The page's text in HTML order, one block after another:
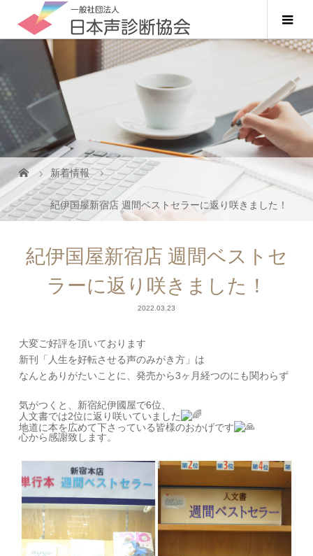
新着情報
紀伊国屋新宿店 週間ベストセラーに返り咲きました！
紀伊国屋新宿店 週間ベストセ
ラーに返り咲きました！
2022.03.23
大変ご好評を頂いております
新刊「人生を好転させる声のみがき方」は
なんとありがたいことに、発売から3ヶ月経つのにも関わらず
気がつくと、新宿紀伊國屋で6位、
人文書では2位に返り咲いていました
地道に本を広めて下さっている皆様のおかげです
心から感謝致します。